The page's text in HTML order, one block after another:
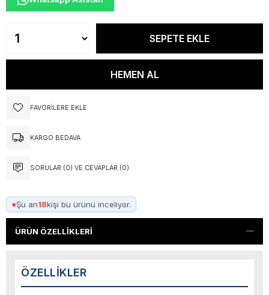
FAVORILERE EKLE
KARGO BEDAVA
SORULAR (0) VE CEVAPLAR (0)
●Şu an18kişi bu ürünü inceliyor.
ÜRÜN ÖZELLIKLERI
ÖZELLIKLER